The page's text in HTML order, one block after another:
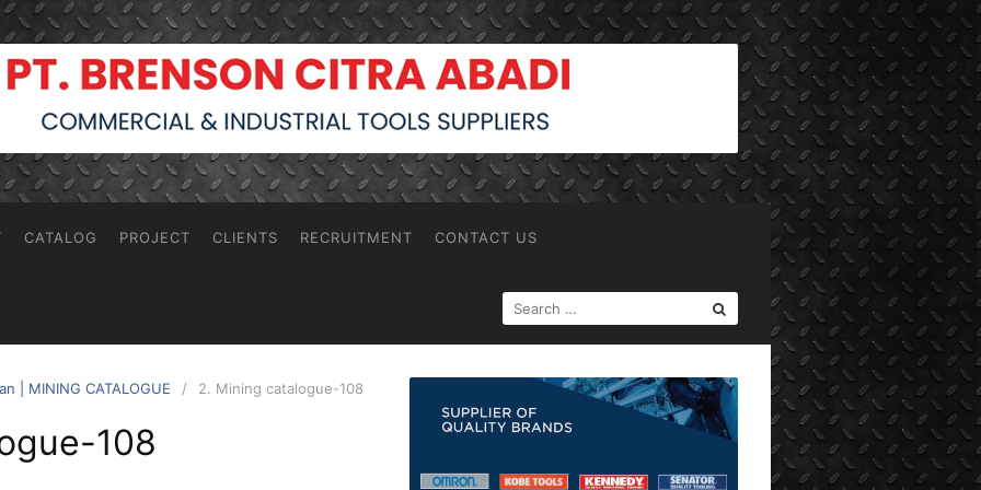
CATALOG PROJECT CLIENTS RECRUITMENT CONTACT US
SEARCH
FOR:
| MINING CATALOGUE 2. Mining catalogue-108
108